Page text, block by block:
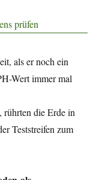
als er noch ein
Wert immer mal
rührten die Erde in
Teststreifen zum